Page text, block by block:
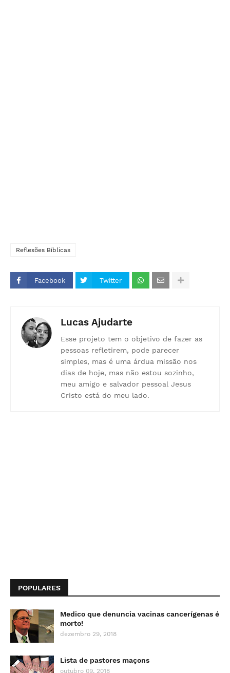
Reflexões Bíblicas
Facebook Twitter
Lucas Ajudarte
Esse projeto tem o objetivo de fazer as
pessoas refletirem, pode parecer
simples, mas é uma árdua missão nos
dias de hoje, mas não estou sozinho,
meu amigo e salvador pessoal Jesus
Cristo está do meu lado.
POPULARES
Medico que denuncia vacinas cancerígenas é
morto!
dezembro 29, 2018
Lista de pastores maçons
outubro 09, 2018